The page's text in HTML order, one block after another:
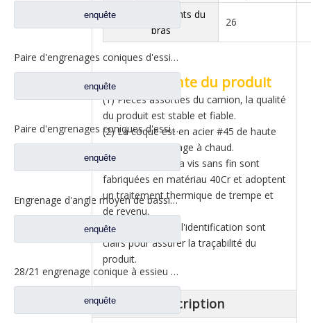
enquête
Paire d'engrenages coniques d'essieu arrière 21/28 pour pièces de rechange de camion Ankai & BENZ Foton Auman HFF2402038/39CK1BZ
enquête
Paire d'engrenages coniques d'essieu arrière 18/27 pour pièces de rechange de camion Ankai & BENZ Foton Auman HFF2402040/41CK1BZ
enquête
Engrenage d'angle moyen de bassin de pont pour les pièces de rechange 42104456 de camion de SAIC Hongyan
enquête
28/21 engrenage conique à essieu moyen pour essieu Ankai essieu Benz Foton Auman pièces de rechange de camion HFF2502038/39CK1BZ
enquête
Ajuster les dents du
bras
26
Point de vente du produit
(1) Pièces assorties du camion, la qualité
du produit est stable et fiable.
(2) La coque est en acier #45 de haute
qualité par forgeage à chaud.
(3) La turbine et la vis sans fin sont
fabriquées en matériau 40Cr et adoptent
un traitement thermique de trempe et
de revenu.
(4) Le numéro et l'identification sont
clairs pour assurer la traçabilité du
produit.
Product Description